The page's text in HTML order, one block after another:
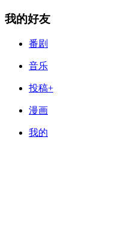
我的好友
番剧
音乐
投稿+
漫画
我的